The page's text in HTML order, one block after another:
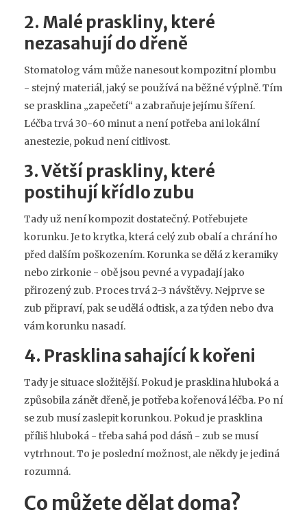
2. Malé praskliny, které
nezasahují do dřeně
Stomatolog vám může nanesout kompozitní plombu
- stejný materiál, jaký se používá na běžné výplně. Tím
se prasklina „zapečetí“ a zabraňuje jejímu šíření.
Léčba trvá 30-60 minut a není potřeba ani lokální
anestezie, pokud není citlivost.
3. Větší praskliny, které
postihují křídlo zubu
Tady už není kompozit dostatečný. Potřebujete
korunku. Je to krytka, která celý zub obalí a chrání ho
před dalším poškozením. Korunka se dělá z keramiky
nebo zirkonie - obě jsou pevné a vypadají jako
přirozený zub. Proces trvá 2-3 návštěvy. Nejprve se
zub připraví, pak se udělá odtisk, a za týden nebo dva
vám korunku nasadí.
4. Prasklina sahající k kořeni
Tady je situace složitější. Pokud je prasklina hluboká a
způsobila zánět dřeně, je potřeba kořenová léčba. Po ní
se zub musí zaslepit korunkou. Pokud je prasklina
příliš hluboká - třeba sahá pod dásň - zub se musí
vytrhnout. To je poslední možnost, ale někdy je jediná
rozumná.
Co můžete dělat doma?